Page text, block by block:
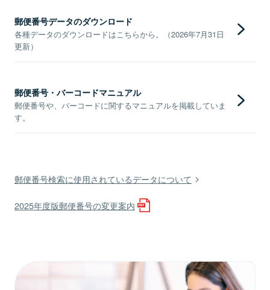
郵便番号データのダウンロード
各種データのダウンロードはこちらから。（2026年7月31日
更新）
郵便番号・バーコードマニュアル
郵便番号や、バーコードに関するマニュアルを掲載していま
す。
郵便番号検索に使用されているデータについて
2025年度版郵便番号の変更案内